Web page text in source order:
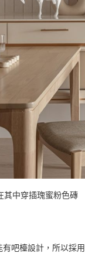
其中穿插瑰蜜粉色磚
吧檯設計，所以採用